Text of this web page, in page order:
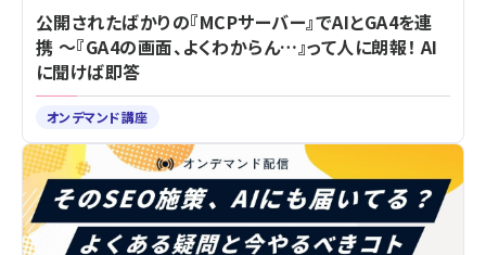
公開されたばかりの『MCPサーバー』でAIとGA4を連
携 ～『GA4の画面、よくわからん…』って人に朗報！ AI
に聞けば即答
オンデマンド講座